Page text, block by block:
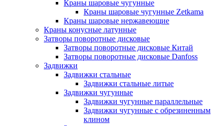
Краны шаровые чугунные
Краны шаровые чугунные Zetkama
Краны шаровые нержавеющие
Краны конусные латунные
Затворы поворотные дисковые
Затворы поворотные дисковые Китай
Затворы поворотные дисковые Danfoss
Задвижки
Задвижки стальные
Задвижки стальные литые
Задвижки чугунные
Задвижки чугунные параллельные
Задвижки чугунные с обрезиненным
клином